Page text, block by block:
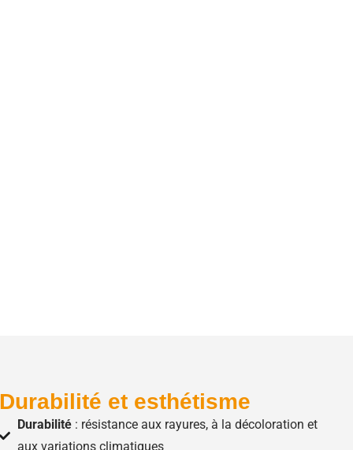
Durabilité et esthétisme
Durabilité: résistance aux rayures, à la décoloration et
aux variations climatiques